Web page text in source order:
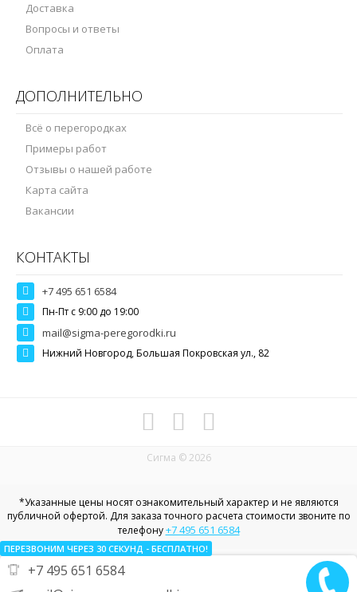
Доставка
Вопросы и ответы
Оплата
ДОПОЛНИТЕЛЬНО
Всё о перегородках
Примеры работ
Отзывы о нашей работе
Карта сайта
Вакансии
КОНТАКТЫ
+7 495 651 6584
Пн-Пт c 9:00 до 19:00
mail@sigma-peregorodki.ru
Нижний Новгород, Большая Покровская ул., 82
Сигма © 2026
*Указанные цены носят ознакомительный характер и не являются
публичной офертой. Для заказа точного расчета стоимости звоните по
телефону+7 495 651 6584
ПЕРЕЗВОНИМ ЧЕРЕЗ 30 СЕКУНД - БЕСПЛАТНО!
+7 495 651 6584
Политика конфиденциальности в отношении пользовательских
данных